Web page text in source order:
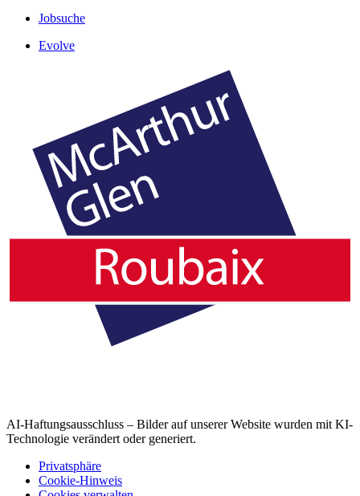
Jobsuche
Evolve
AI-Haftungsausschluss – Bilder auf unserer Website wurden mit KI-
Technologie verändert oder generiert.
Privatsphäre
Cookie-Hinweis